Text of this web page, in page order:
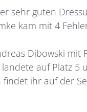
sehr guten
kam mit 4
Dibowski mit
landete auf Platz 5
findet ihr auf der